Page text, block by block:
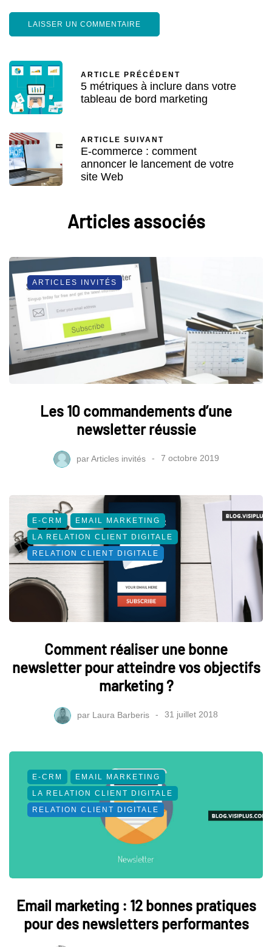
ARTICLE PRÉCÉDENT
5 métriques à inclure dans votre
tableau de bord marketing
ARTICLE SUIVANT
E-commerce : comment
annoncer le lancement de votre
site Web
Articles associés
ARTICLES INVITÉS
Les 10 commandements d’une
newsletter réussie
parArticles invités 7 octobre 2019
E-CRM
EMAIL MARKETING
LA RELATION CLIENT DIGITALE
RELATION CLIENT DIGITALE
Comment réaliser une bonne
newsletter pour atteindre vos objectifs
marketing ?
par Laura Barberis 31 juillet 2018
E-CRM
EMAIL MARKETING
LA RELATION CLIENT DIGITALE
RELATION CLIENT DIGITALE
Email marketing : 12 bonnes pratiques
pour des newsletters performantes